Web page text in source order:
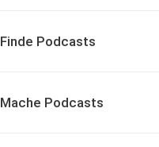
Finde Podcasts
Mache Podcasts